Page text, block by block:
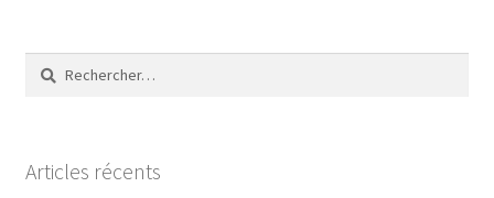
Rechercher :
Articles récents